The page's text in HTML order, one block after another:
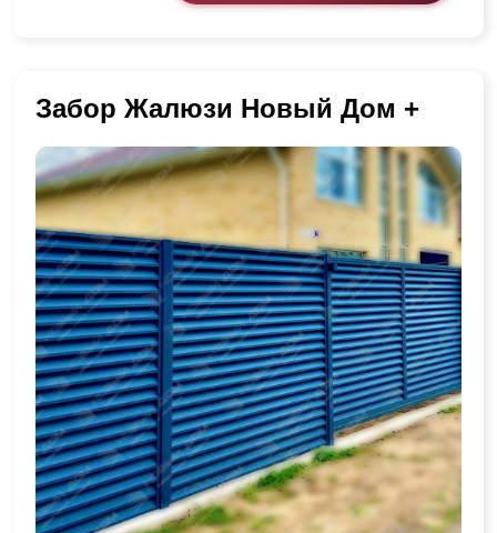
Забор Жалюзи Новый Дом +